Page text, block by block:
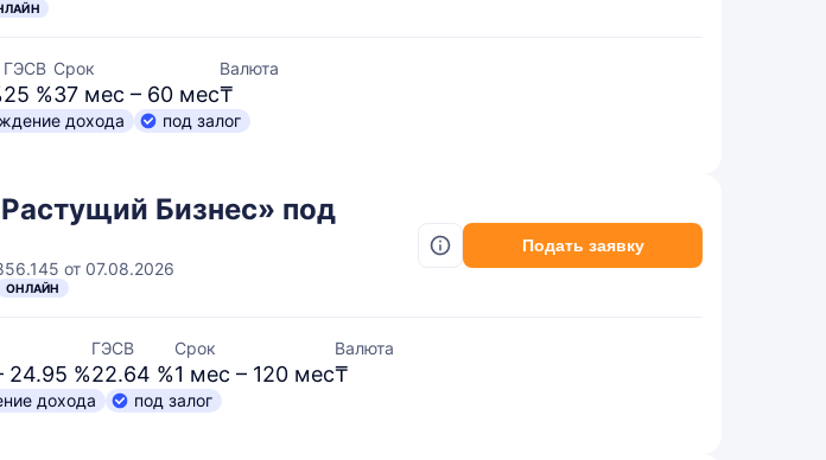
ГЭСВ
25 %
Срок
37 мес – 60 мес
Валюта
₸
дохода
под залог
Бизнес» под
от 07.08.2026
ОНЛАЙН
Подать заявку
24.95 %
ГЭСВ
22.64 %
Срок
1 мес – 120 мес
Валюта
₸
дохода
под залог